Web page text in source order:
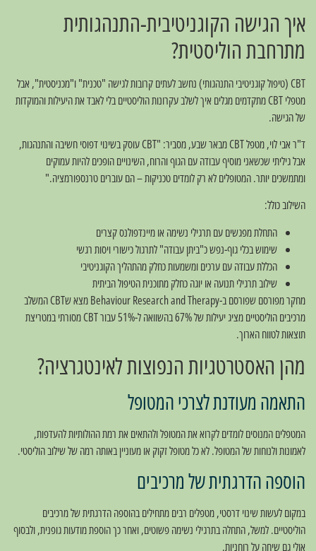
איך הגישה הקוגניטיבית-התנהגותית
מתרחבת הוליסטית?
CBT (טיפול קוגניטיבי התנהגותי) נחשב לעתים קרובות לגישה "טכנית" ו"מכניסטית", אבל
מטפלי CBT מתקדמים מגלים איך לשלב עקרונות הוליסטיים בלי לאבד את היעילות והמוקדות
של הגישה.
ד"ר אבי לוי, מטפל CBT מבאר שבע, מסביר: "CBT עוסק בשינוי דפוסי חשיבה והתנהגות,
אבל גיליתי שכשאני מוסיף עבודה עם הגוף והרוח, השינויים הופכים להיות עמוקים
ומתמשכים יותר. המטופלים לא רק לומדים טכניקות – הם עוברים טרנספורמציה."
השילוב כולל:
התחלת מפגשים עם תרגילי נשימה או מיינדפולנס קצרים
שימוש בכלי גוף-נפש כ"ביתן עבודה" לתרגול כישורי ויסות רגשי
הכללת עבודה עם ערכים ומשמעות כחלק מהתהליך הקוגניטיבי
שילוב תרגילי תנועה או יוגה כחלק מתוכנית הטיפול הביתית
מחקר מפורסם שפורסם ב-Behaviour Research and Therapy מצא שCBT המשלב
מרכיבים הוליסטיים מציג יעילות של 67% בהשוואה ל-51% עבור CBT מסורתי במטריצת
תוצאות לטווח הארוך.
מהן האסטרטגיות הנפוצות לאינטגרציה?
התאמה מעודנת לצרכי המטופל
המטפלים המנוסים לומדים לקרוא את המטופל ולהתאים את רמת ההולותיות להעדפות,
לאמונות ולנוחות של המטופל. לא כל מטופל זקוק או מעוניין באותה רמה של שילוב הוליסטי.
הוספה הדרגתית של מרכיבים
במקום לעשות שינוי דרסטי, מטפלים רבים מתחילים בהוספה הדרגתית של מרכיבים
הוליסטיים. למשל, התחלה בתרגילי נשימה פשוטים, ואחר כך הוספת מודעות גופנית, ולבסוף
אולי גם שיחה על רוחניות.